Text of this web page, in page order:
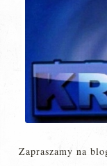
Zapraszamy na